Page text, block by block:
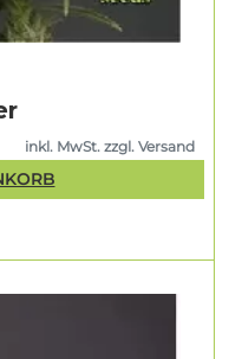
inkl. MwSt. zzgl. Versand